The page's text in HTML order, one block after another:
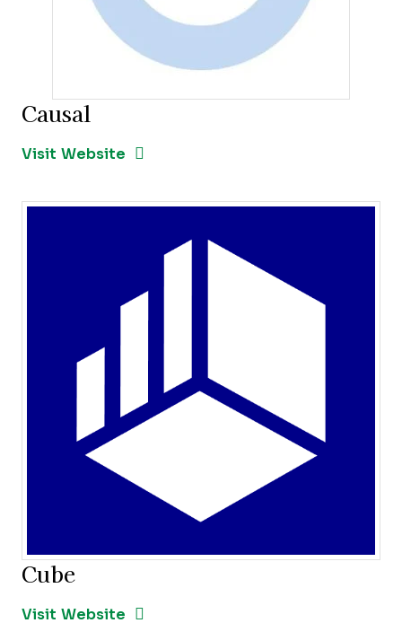
Causal
Visit Website Opens New Window
Cube
Visit Website Opens New Window